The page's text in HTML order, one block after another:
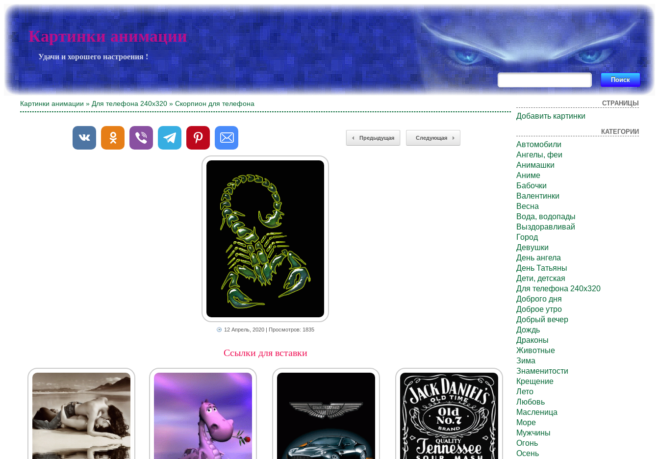
Картинки анимации
Удачи и хорошего настроения !
Картинки анимации » Для телефона 240х320 » Скорпион для телефона
Предыдущая Следующая
12 Апрель, 2020| Просмотров: 1835
Ссылки для вставки
СТРАНИЦЫ
Добавить картинки
КАТЕГОРИИ
Автомобили
Ангелы, феи
Анимашки
Аниме
Бабочки
Валентинки
Весна
Вода, водопады
Выздоравливай
Город
Девушки
День ангела
День Татьяны
Дети, детская
Для телефона 240х320
Доброго дня
Доброе утро
Добрый вечер
Дождь
Драконы
Животные
Зима
Знаменитости
Крещение
Лето
Любовь
Масленица
Море
Мужчины
Огонь
Осень